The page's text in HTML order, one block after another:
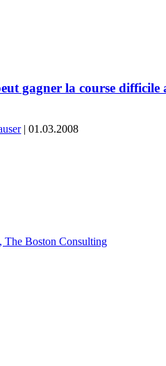
gagner la course
| 01.03.2008
The Boston Consulting